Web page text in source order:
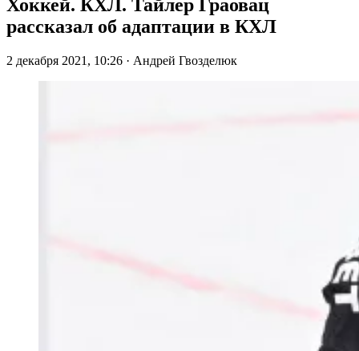
Хоккей. КХЛ. Тайлер Граовац
рассказал об адаптации в КХЛ
2 декабря 2021, 10:26 · Андрей Гвозделюк